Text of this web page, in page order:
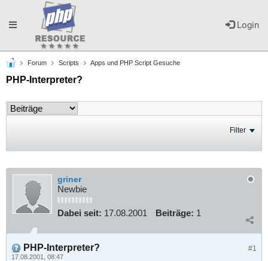
Login
Toggle
navigation
Forum Scripts Apps und PHP Script Gesuche
PHP-Interpreter?
Filter
griner
Newbie
Dabei seit: 17.08.2001 Beiträge: 1
#1
PHP-Interpreter?
17.08.2001, 08:47